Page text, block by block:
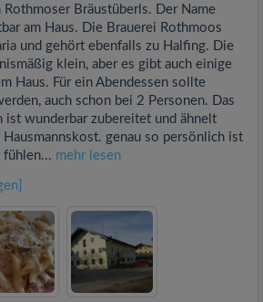
Rothmoser Bräustüberls. Der Name
am Haus. Die Brauerei Rothmoos
und gehört ebenfalls zu Halfing. Die
klein, aber es gibt auch einige
Haus. Für ein Abendessen sollte
auch schon bei 2 Personen. Das
ist wunderbar zubereitet und ähnelt
genau so persönlich ist
fühlen... mehr lesen